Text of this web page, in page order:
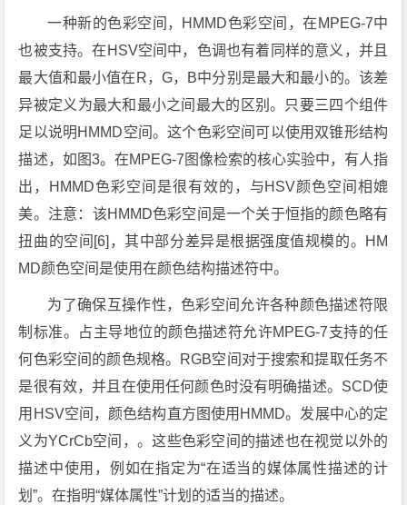
一种新的色彩空间，HMMD色彩空间，在MPEG-7中
也被支持。在HSV空间中，色调也有着同样的意义，并且
最大值和最小值在R，G，B中分别是最大和最小的。该差
异被定义为最大和最小之间最大的区别。只要三四个组件
足以说明HMMD空间。这个色彩空间可以使用双锥形结构
描述，如图3。在MPEG-7图像检索的核心实验中，有人指
出，HMMD色彩空间是很有效的，与HSV颜色空间相媲
美。注意：该HMMD色彩空间是一个关于恒指的颜色略有
扭曲的空间[6]，其中部分差异是根据强度值规模的。HM
MD颜色空间是使用在颜色结构描述符中。
为了确保互操作性，色彩空间允许各种颜色描述符限
制标准。占主导地位的颜色描述符允许MPEG-7支持的任
何色彩空间的颜色规格。RGB空间对于搜索和提取任务不
是很有效，并且在使用任何颜色时没有明确描述。SCD使
用HSV空间，颜色结构直方图使用HMMD。发展中心的定
义为YCrCb空间，。这些色彩空间的描述也在视觉以外的
描述中使用，例如在指定为“在适当的媒体属性描述的计
划”。在指明“媒体属性”计划的适当的描述。